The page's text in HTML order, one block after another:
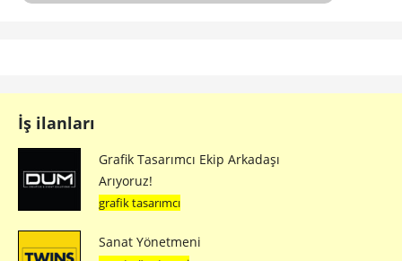
İş ilanları
Grafik Tasarımcı Ekip Arkadaşı
Arıyoruz!
grafik tasarımcı
Sanat Yönetmeni